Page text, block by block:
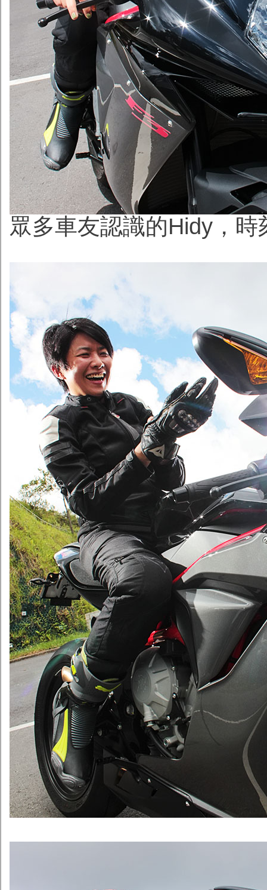
眾多車友認識的Hidy，時